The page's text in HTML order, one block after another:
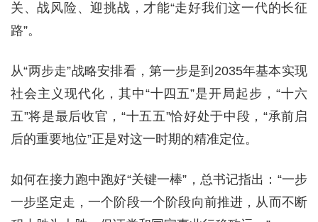
关、战风险、迎挑战，才能“走好我们这一代的长征
路”。
从“两步走”战略安排看，第一步是到2035年基本实现
社会主义现代化，其中“十四五”是开局起步，“十六
五”将是最后收官，“十五五”恰好处于中段，“承前启
后的重要地位”正是对这一时期的精准定位。
如何在接力跑中跑好“关键一棒”，总书记指出：“一步
一步坚定走，一个阶段一个阶段向前推进，从而不断